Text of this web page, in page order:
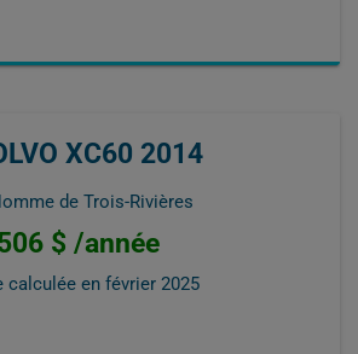
XC60 2014
de Trois-Rivières
$ /année
calculée en février 2025